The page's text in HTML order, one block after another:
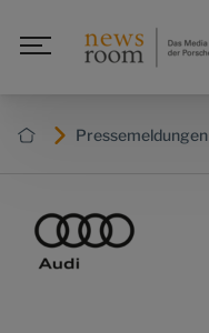
Pressemeldungen